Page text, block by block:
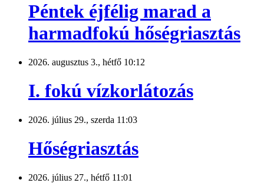
Péntek éjfélig marad a
harmadfokú hőségriasztás
2026. augusztus 3., hétfő 10:12
I. fokú vízkorlátozás
2026. július 29., szerda 11:03
Hőségriasztás
2026. július 27., hétfő 11:01